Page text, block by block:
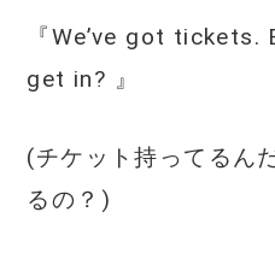
『We’ve got
get in? 』
(チケット持ってるん
るの？)